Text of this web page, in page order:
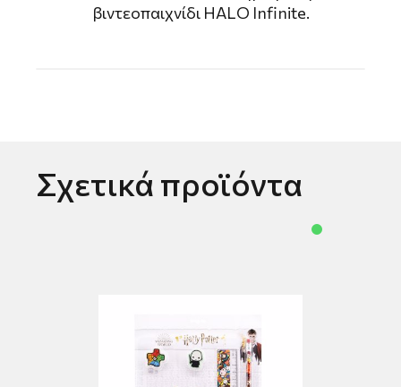
βιντεοπαιχνίδι HALO Infinite.
Σχετικά προϊόντα